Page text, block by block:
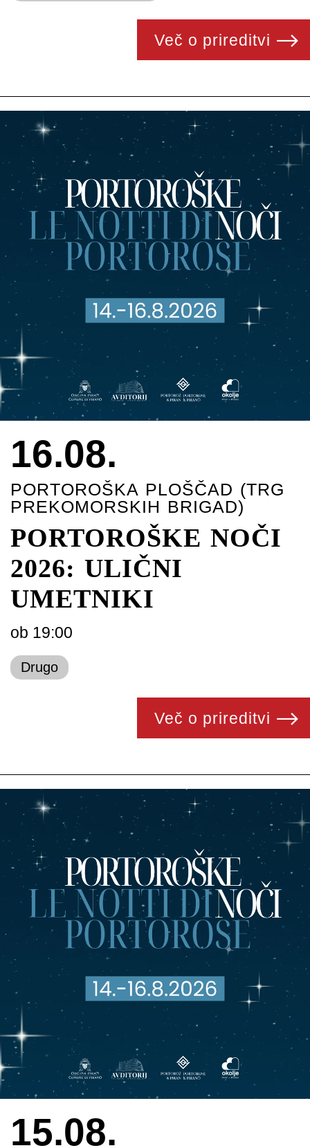
Več o prireditvi
16.08.
PORTOROŠKA PLOŠČAD (TRG
PREKOMORSKIH BRIGAD)
PORTOROŠKE NOČI
2026: ULIČNI
UMETNIKI
ob 19:00
Drugo
Več o prireditvi
15.08.